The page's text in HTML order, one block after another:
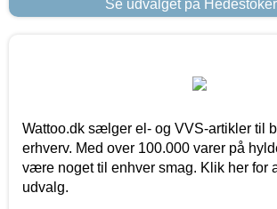
Se udvalget på
Wattoo.dk sælger el- og VVS-artikler til
erhverv. Med over 100.000 varer på
være noget til enhver smag. Klik her for
udvalg.